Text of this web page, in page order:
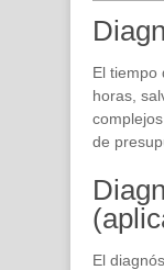
El tiempo
horas,
de
El